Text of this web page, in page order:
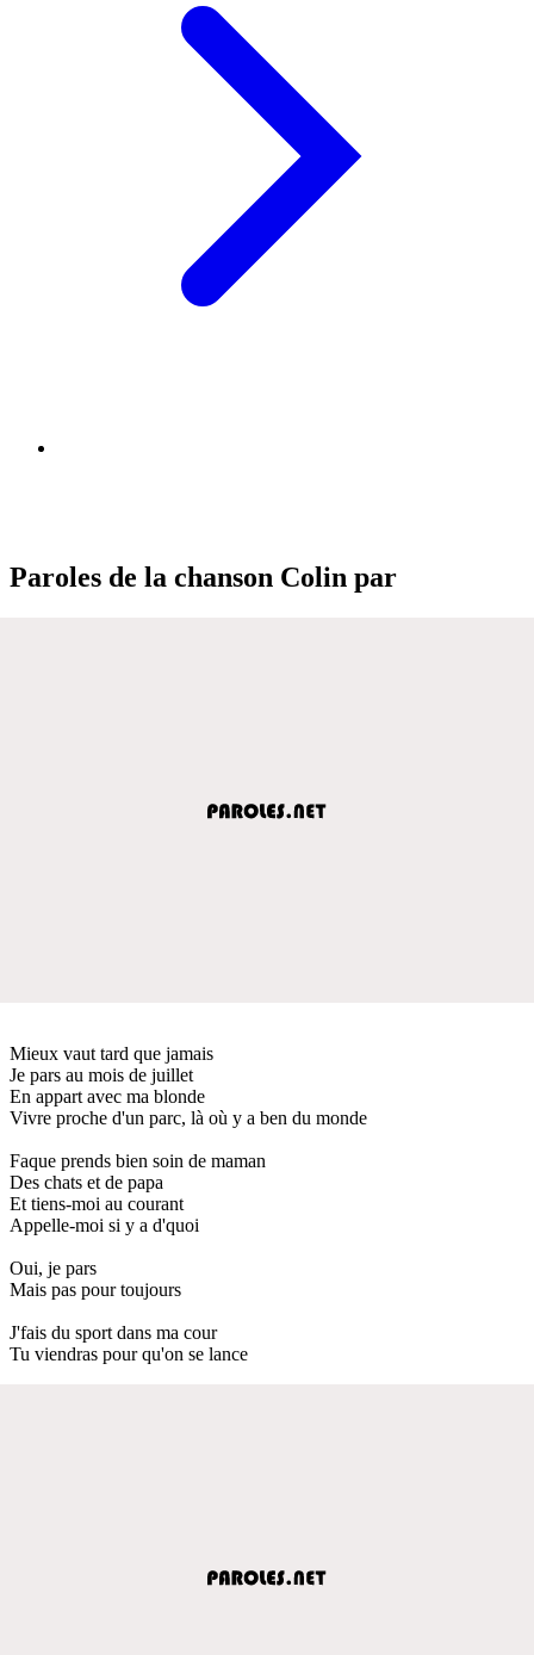
Paroles de la chanson Colin par
Mieux vaut tard que jamais
Je pars au mois de juillet
En appart avec ma blonde
Vivre proche d'un parc, là où y a ben du monde
Faque prends bien soin de maman
Des chats et de papa
Et tiens-moi au courant
Appelle-moi si y a d'quoi
Oui, je pars
Mais pas pour toujours
J'fais du sport dans ma cour
Tu viendras pour qu'on se lance